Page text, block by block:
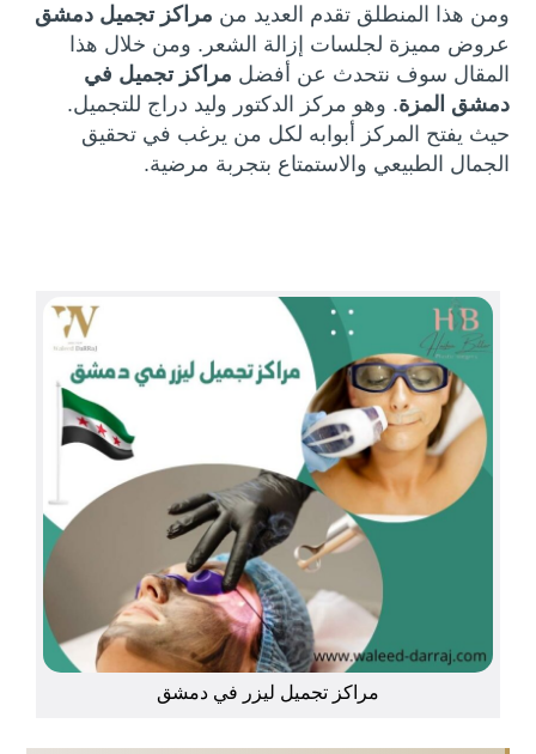
ومن هذا المنطلق تقدم العديد من مراكز تجميل دمشق
عروض مميزة لجلسات إزالة الشعر. ومن خلال هذا
المقال سوف نتحدث عن أفضل مراكز تجميل في
دمشق المزة. وهو مركز الدكتور وليد دراج للتجميل.
حيث يفتح المركز أبوابه لكل من يرغب في تحقيق
الجمال الطبيعي والاستمتاع بتجربة مرضية.
مراكز تجميل ليزر في دمشق